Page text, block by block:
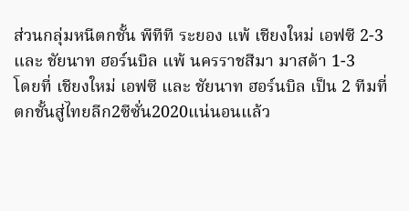
ส่วนกลุ่มหนีตกชั้น พีทีที ระยอง แพ้ เชียงใหม่ เอฟซี 2-3
และ ชัยนาท ฮอร์นบิล แพ้ นครราชสีมา มาสด้า 1-3
โดยที่ เชียงใหม่ เอฟซี และ ชัยนาท ฮอร์นบิล เป็น 2 ทีมที่
ตกชั้นสู่ไทยลีก2ซีซั่น2020แน่นอนแล้ว